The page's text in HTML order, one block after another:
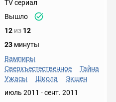
TV сериал
Вышло
12 из 12
23 минуты
Вампиры
Сверхъестественное
Тайна
Ужасы
Школа
Экшен
июль 2011 -сент. 2011